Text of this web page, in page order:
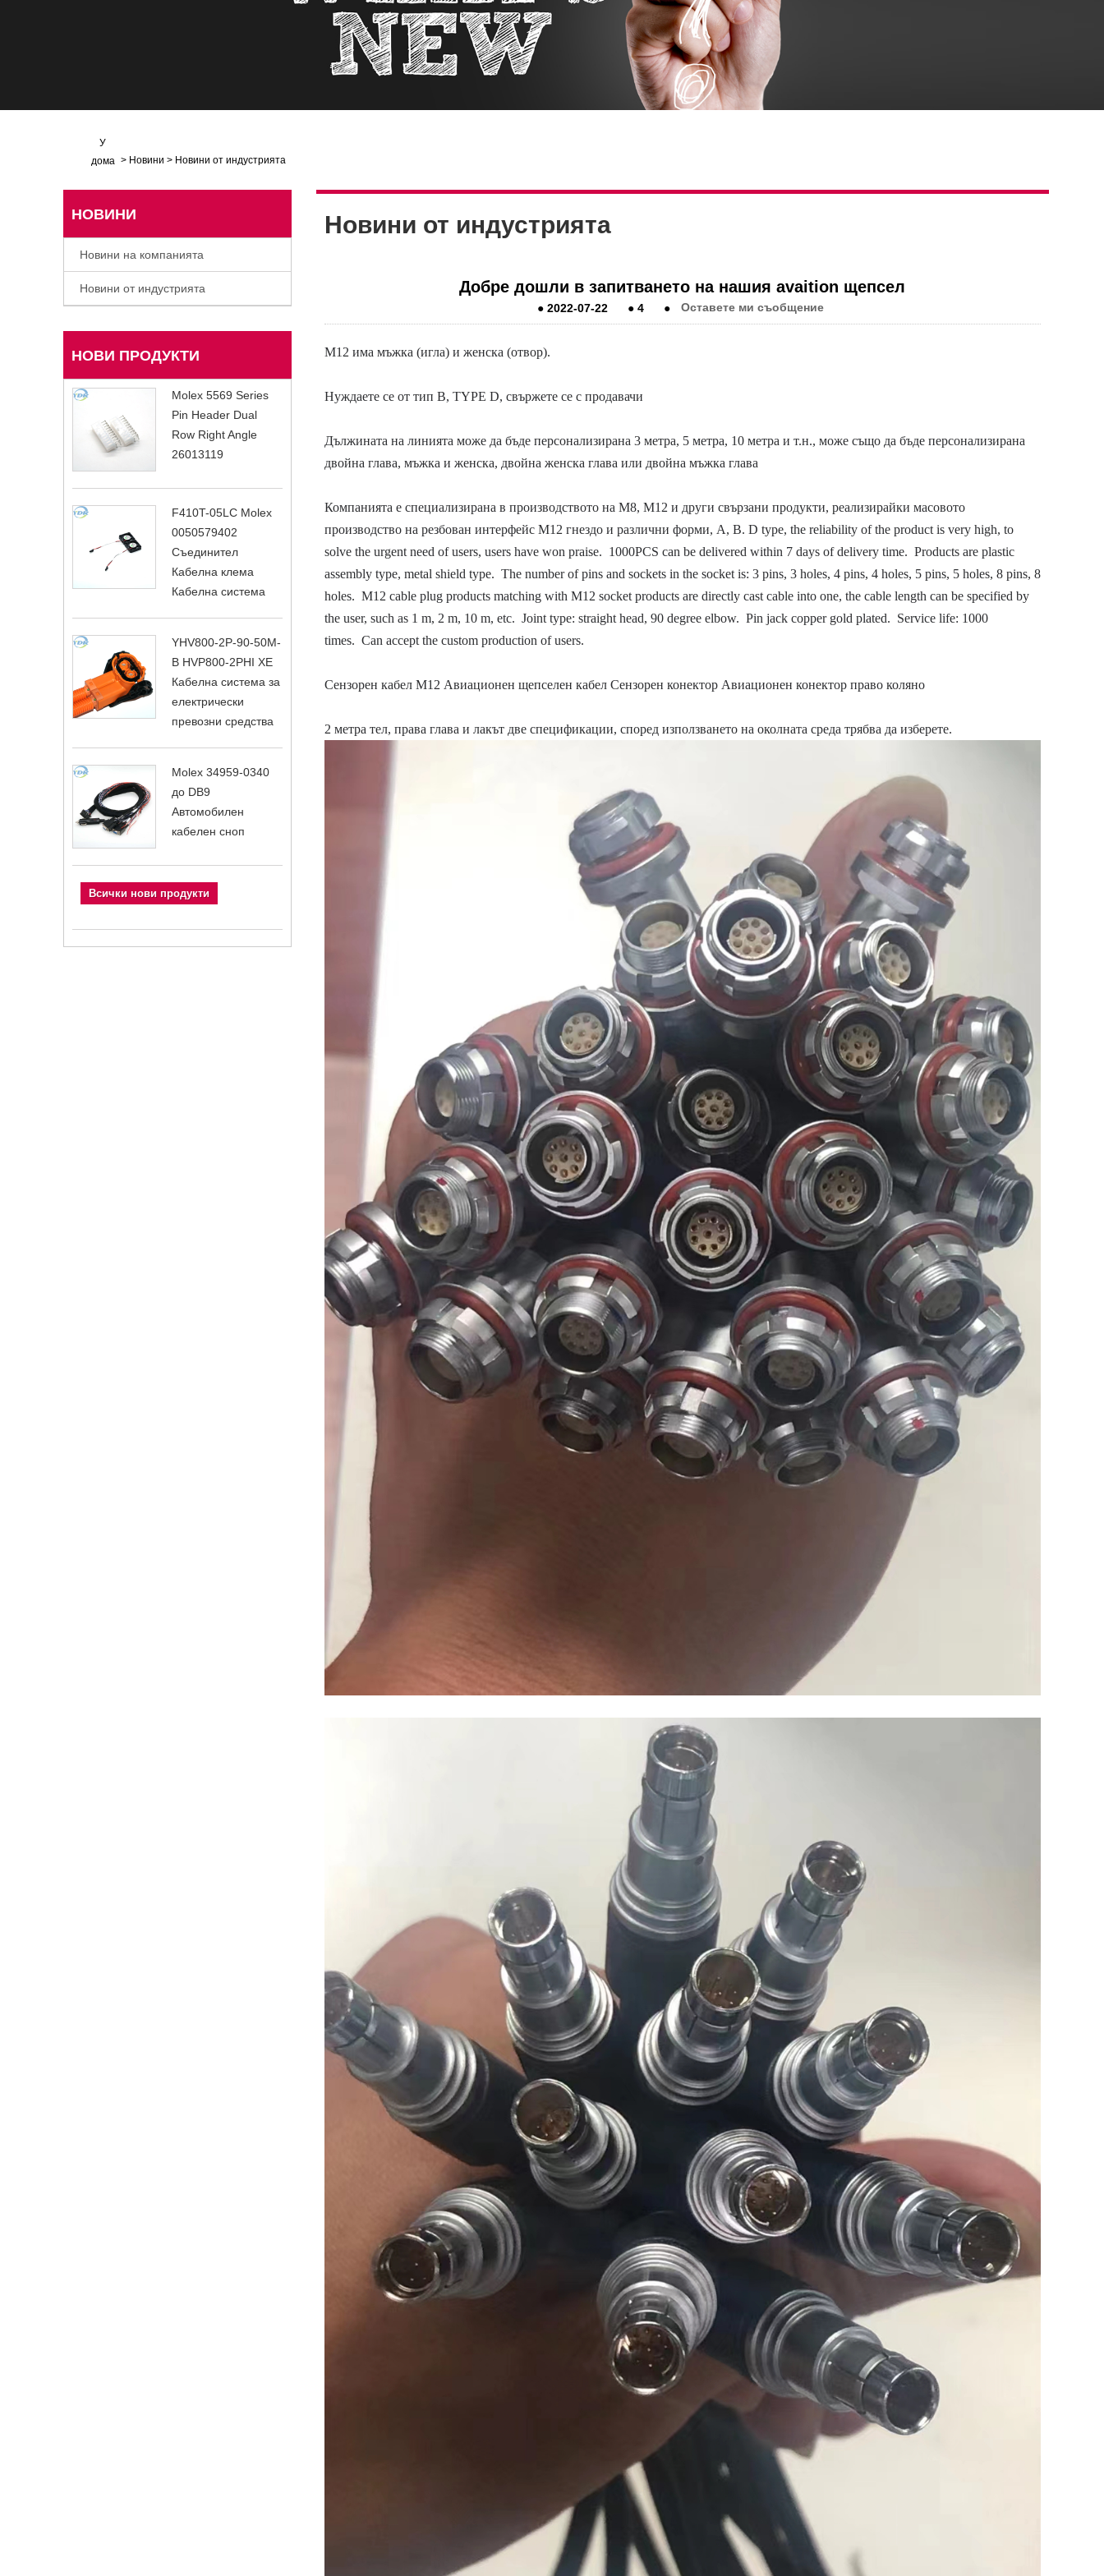
У
дома > Новини > Новини от индустрията
НОВИНИ
Новини на компанията
Новини от индустрията
НОВИ ПРОДУКТИ
Molex 5569 Series
Pin Header Dual
Row Right Angle
26013119
F410T-05LC Molex
0050579402
Съединител
Кабелна клема
Кабелна система
YHV800-2P-90-50M-
B HVP800-2PHI XE
Кабелна система за
електрически
превозни средства
Molex 34959-0340
до DB9
Автомобилен
кабелен сноп
Всички нови продукти
Новини от индустрията
Добре дошли в запитването на нашия avaition щепсел
●2022-07-22 ●4 ● Оставете ми съобщение
M12 има мъжка (игла) и женска (отвор).
Нуждаете се от тип B, TYPE D, свържете се с продавачи
Дължината на линията може да бъде персонализирана 3 метра, 5 метра, 10 метра и т.н., може също да бъде персонализирана
двойна глава, мъжка и женска, двойна женска глава или двойна мъжка глава
Компанията е специализирана в производството на M8, M12 и други свързани продукти, реализирайки масовото
производство на резбован интерфейс M12 гнездо и различни форми, A, B. D type, the reliability of the product is very high, to
solve the urgent need of users, users have won praise. 1000PCS can be delivered within 7 days of delivery time. Products are plastic
assembly type, metal shield type. The number of pins and sockets in the socket is: 3 pins, 3 holes, 4 pins, 4 holes, 5 pins, 5 holes, 8 pins, 8
holes. M12 cable plug products matching with M12 socket products are directly cast cable into one, the cable length can be specified by
the user, such as 1 m, 2 m, 10 m, etc. Joint type: straight head, 90 degree elbow. Pin jack copper gold plated. Service life: 1000
times. Can accept the custom production of users.
Сензорен кабел M12 Авиационен щепселен кабел Сензорен конектор Авиационен конектор право коляно
2 метра тел, права глава и лакът две спецификации, според използването на околната среда трябва да изберете.